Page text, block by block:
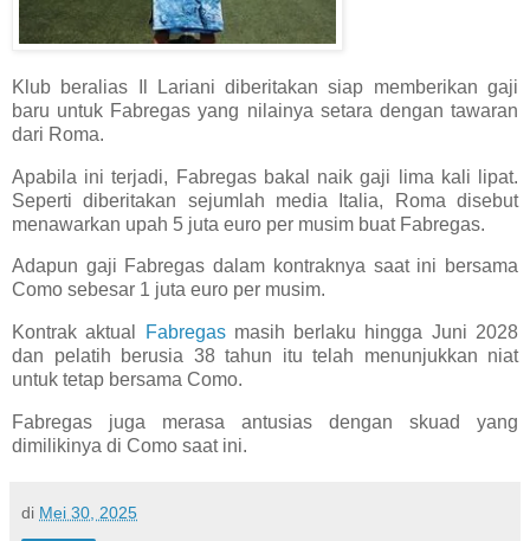
Klub beralias Il Lariani diberitakan siap memberikan gaji
baru untuk Fabregas yang nilainya setara dengan tawaran
dari Roma.
Apabila ini terjadi, Fabregas bakal naik gaji lima kali lipat.
Seperti diberitakan sejumlah media Italia, Roma disebut
menawarkan upah 5 juta euro per musim buat Fabregas.
Adapun gaji Fabregas dalam kontraknya saat ini bersama
Como sebesar 1 juta euro per musim.
Kontrak aktual Fabregasmasih berlaku hingga Juni 2028
dan pelatih berusia 38 tahun itu telah menunjukkan niat
untuk tetap bersama Como.
Fabregas juga merasa antusias dengan skuad yang
dimilikinya di Como saat ini.
di Mei 30, 2025